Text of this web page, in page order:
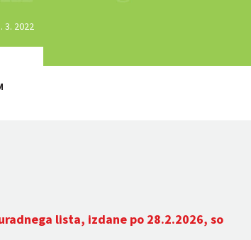
3. 2022
lista, izdane po 28.2.2026, so